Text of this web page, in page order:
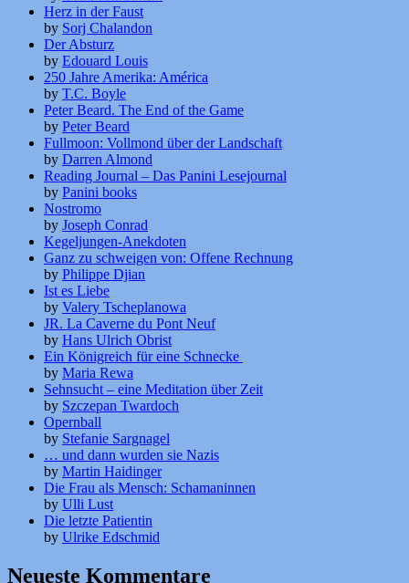
Herz in der Faust
by Sorj Chalandon
Der Absturz
by Edouard Louis
250 Jahre Amerika: América
by T.C. Boyle
Peter Beard. The End of the Game
by Peter Beard
Fullmoon: Vollmond über der Landschaft
by Darren Almond
Reading Journal – Das Panini Lesejournal
by Panini books
Nostromo
by Joseph Conrad
Kegeljungen-Anekdoten
Ganz zu schweigen von: Offene Rechnung
by Philippe Djian
Ist es Liebe
by Valery Tscheplanowa
JR. La Caverne du Pont Neuf
by Hans Ulrich Obrist
Ein Königreich für eine Schnecke
by Maria Rewa
Sehnsucht – eine Meditation über Zeit
by Szczepan Twardoch
Opernball
by Stefanie Sargnagel
… und dann wurden sie Nazis
by Martin Haidinger
Die Frau als Mensch: Schamaninnen
by Ulli Lust
Die letzte Patientin
by Ulrike Edschmid
Neueste Kommentare